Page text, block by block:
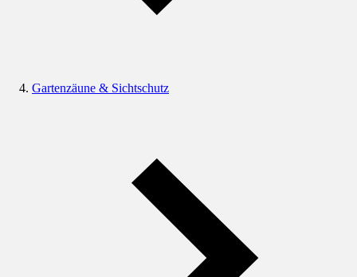
Gartenzäune & Sichtschutz